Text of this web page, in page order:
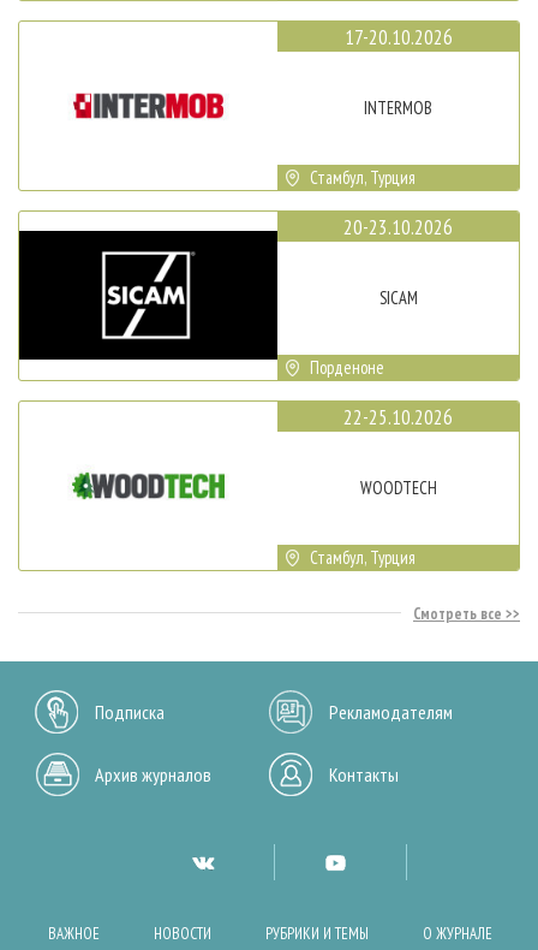
17-20.10.2026
INTERMOB
Стамбул, Турция
20-23.10.2026
SICAM
Порденоне
22-25.10.2026
WOODTECH
Стамбул, Турция
Смотреть все
Подписка Рекламодателям
Архив журналов Контакты
ВАЖНОЕ НОВОСТИ РУБРИКИ И ТЕМЫ О ЖУРНАЛЕ